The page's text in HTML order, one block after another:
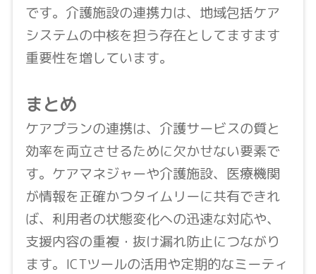
です。介護施設の連携力は、地域包括ケア
システムの中核を担う存在としてますます
重要性を増しています。
まとめ
ケアプランの連携は、介護サービスの質と
効率を両立させるために欠かせない要素で
す。ケアマネジャーや介護施設、医療機関
が情報を正確かつタイムリーに共有できれ
ば、利用者の状態変化への迅速な対応や、
支援内容の重複・抜け漏れ防止につながり
ます。ICTツールの活用や定期的なミーティ